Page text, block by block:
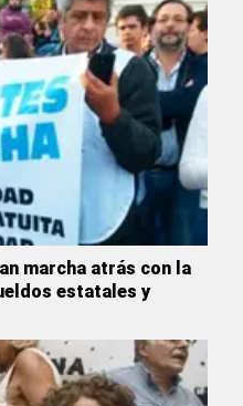
marcha atrás con la
estatales y